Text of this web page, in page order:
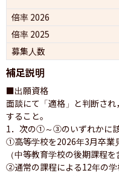
倍率 2026
倍率 2025
募集人数
補足説明
■出願資格
面談にて「適格」と判断さ
すること。
1．次の①～③のいずれかに該
①高等学校を2026年3月卒業
（中等教育学校の後期課程を
②通常の課程による12年の